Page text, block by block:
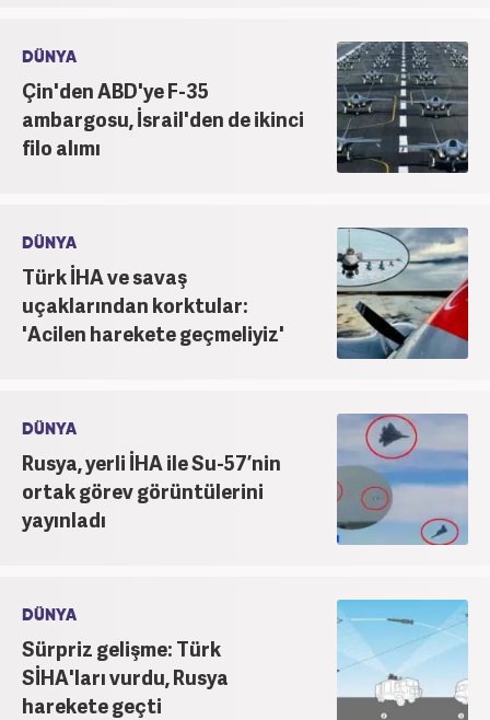
DÜNYA
Çin'den ABD'ye F-35
ambargosu, İsrail'den de ikinci
filo alımı
DÜNYA
Türk İHA ve savaş
uçaklarından korktular:
'Acilen harekete geçmeliyiz'
DÜNYA
Rusya, yerli İHA ile Su-57’nin
ortak görev görüntülerini
yayınladı
DÜNYA
Sürpriz gelişme: Türk
SİHA'ları vurdu, Rusya
harekete geçti